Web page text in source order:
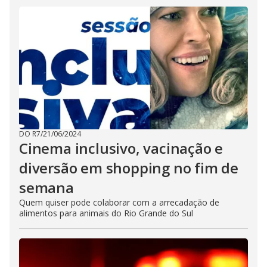
DO R7/21/06/2024
Cinema inclusivo, vacinação e
diversão em shopping no fim de
semana
Quem quiser pode colaborar com a arrecadação de
alimentos para animais do Rio Grande do Sul